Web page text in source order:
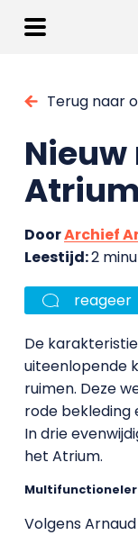
Terug naar
Atrium
DoorArchief
Leestijd:2
reageer
De
uiteenlopende
ruimen. Deze
rode bekleding
In drie
het Atrium.
Multifunctioneler
Volgens